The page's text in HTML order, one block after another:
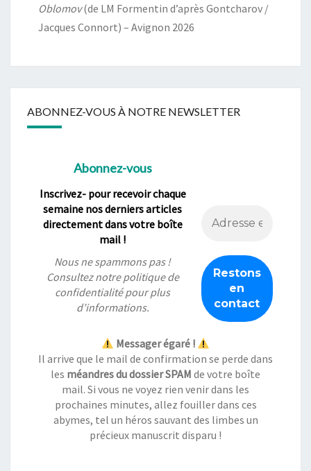
Oblomov(de LM Formentin d’après Gontcharov /
Jacques Connort) – Avignon 2026
ABONNEZ-VOUS À NOTRE NEWSLETTER
Abonnez-vous
Inscrivez- pour recevoir chaque
semaine nos derniers articles
directement dans votre boîte
mail !
Nous ne spammons pas !
Consultez notrepolitique de
confidentialitépour plus
d’informations.
Messager égaré !
Il arrive que le mail de confirmation se perde dans
les méandres du dossier SPAM de votre boîte
mail. Si vous ne voyez rien venir dans les
prochaines minutes, allez fouiller dans ces
abymes, tel un héros sauvant des limbes un
précieux manuscrit disparu !